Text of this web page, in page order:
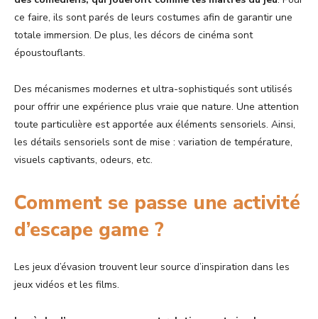
ce faire, ils sont parés de leurs costumes afin de garantir une
totale immersion. De plus, les décors de cinéma sont
époustouflants.
Des mécanismes modernes et ultra-sophistiqués sont utilisés
pour offrir une expérience plus vraie que nature. Une attention
toute particulière est apportée aux éléments sensoriels. Ainsi,
les détails sensoriels sont de mise : variation de température,
visuels captivants, odeurs, etc.
Comment se passe une activité
d’escape game ?
Les jeux d’évasion trouvent leur source d’inspiration dans les
jeux vidéos et les films.